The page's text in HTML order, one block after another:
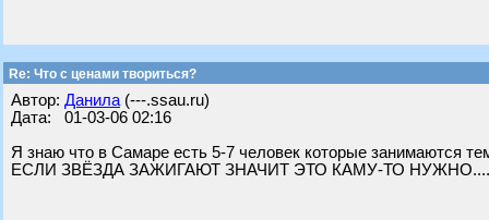
Re: Что с ценами твориться?
Автор: Данила (---.ssau.ru)
Дата: 01-03-06 02:16
Я знаю что в Самаре есть 5-7 человек которые занимаются
ЕСЛИ ЗВЁЗДА ЗАЖИГАЮТ ЗНАЧИТ ЭТО КАМУ-ТО